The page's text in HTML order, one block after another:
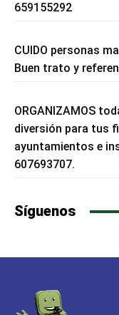
659155292
CUIDO personas
Buen trato y
ORGANIZAMOS
diversión para tus
ayuntamientos e
607693707.
Síguenos